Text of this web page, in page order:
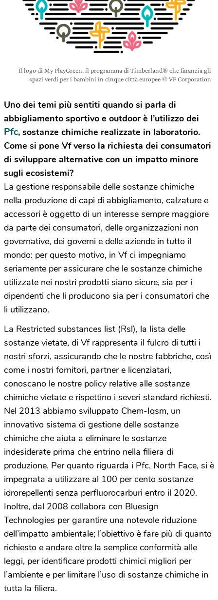
Il logo di My PlayGreen, il programma di Timberland® che finanzia gli
spazi verdi per i bambini in cinque città europee © VF Corporation
Uno dei temi più sentiti quando si parla di
abbigliamento sportivo e outdoor è l’utilizzo dei
Pfc, sostanze chimiche realizzate in laboratorio.
Come si pone Vf verso la richiesta dei consumatori
di sviluppare alternative con un impatto minore
sugli ecosistemi?
La gestione responsabile delle sostanze chimiche
nella produzione di capi di abbigliamento, calzature e
accessori è oggetto di un interesse sempre maggiore
da parte dei consumatori, delle organizzazioni non
governative, dei governi e delle aziende in tutto il
mondo: per questo motivo, in Vf ci impegniamo
seriamente per assicurare che le sostanze chimiche
utilizzate nei nostri prodotti siano sicure, sia per i
dipendenti che li producono sia per i consumatori che
li utilizzano.
La Restricted substances list (Rsl), la lista delle
sostanze vietate, di Vf rappresenta il fulcro di tutti i
nostri sforzi, assicurando che le nostre fabbriche, così
come i nostri fornitori, partner e licenziatari,
conoscano le nostre policy relative alle sostanze
chimiche vietate e rispettino i severi standard richiesti.
Nel 2013 abbiamo sviluppato Chem-Iqsm, un
innovativo sistema di gestione delle sostanze
chimiche che aiuta a eliminare le sostanze
indesiderate prima che entrino nella filiera di
produzione. Per quanto riguarda i Pfc, North Face, si è
impegnata a utilizzare al 100 per cento sostanze
idrorepellenti senza perfluorocarburi entro il 2020.
Inoltre, dal 2008 collabora con Bluesign
Technologies per garantire una notevole riduzione
dell’impatto ambientale; l’obiettivo è fare più di quanto
richiesto e andare oltre la semplice conformità alle
leggi, per identificare prodotti chimici migliori per
l’ambiente e per limitare l’uso di sostanze chimiche in
tutta la filiera.